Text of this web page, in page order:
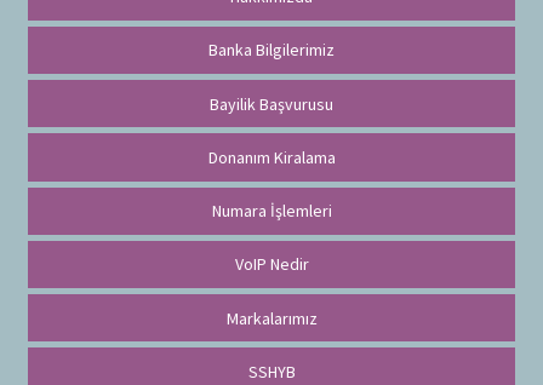
Banka Bilgilerimiz
Bayilik Başvurusu
Donanım Kiralama
Numara İşlemleri
VoIP Nedir
Markalarımız
SSHYB